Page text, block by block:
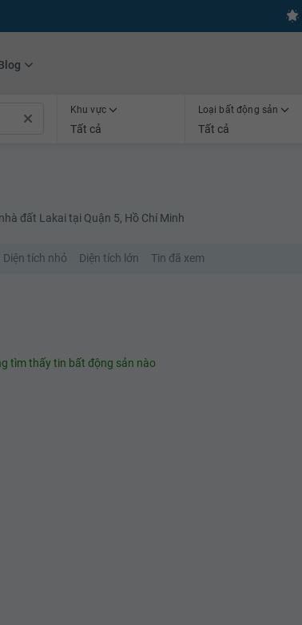
Khu vực
Tất cả
Loại bất động sản
Tất cả
đất Lakai tại Quận 5, Hồ Chí Minh
Diện tích nhỏ Diện tích lớn Tin đã xem
tìm thấy tin bất động sản nào